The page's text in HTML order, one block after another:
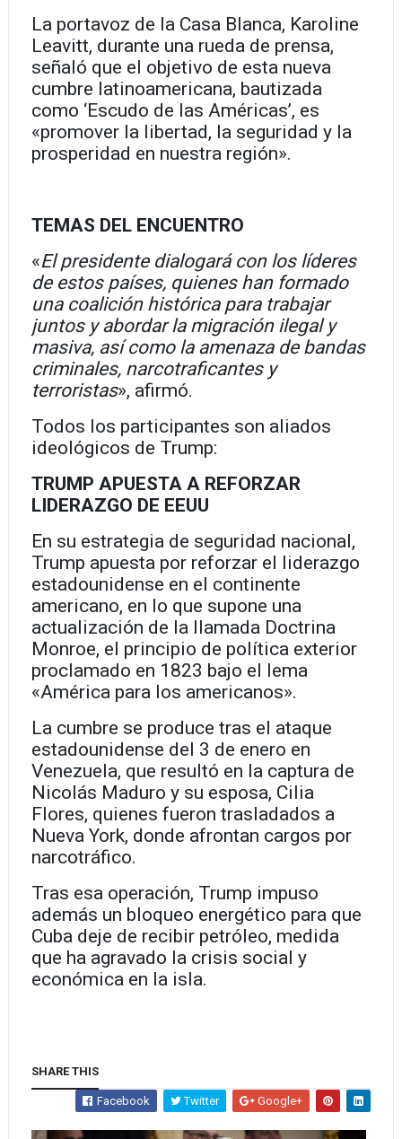
La portavoz de la Casa Blanca, Karoline
Leavitt, durante una rueda de prensa,
señaló que el objetivo de esta nueva
cumbre latinoamericana, bautizada
como ‘Escudo de las Américas’, es
«promover la libertad, la seguridad y la
prosperidad en nuestra región».
TEMAS DEL ENCUENTRO
«El presidente dialogará con los líderes
de estos países, quienes han formado
una coalición histórica para trabajar
juntos y abordar la migración ilegal y
masiva, así como la amenaza de bandas
criminales, narcotraficantes y
terroristas», afirmó.
Todos los participantes son aliados
ideológicos de Trump:
TRUMP APUESTA A REFORZAR
LIDERAZGO DE EEUU
En su estrategia de seguridad nacional,
Trump apuesta por reforzar el liderazgo
estadounidense en el continente
americano, en lo que supone una
actualización de la llamada Doctrina
Monroe, el principio de política exterior
proclamado en 1823 bajo el lema
«América para los americanos».
La cumbre se produce tras el ataque
estadounidense del 3 de enero en
Venezuela, que resultó en la captura de
Nicolás Maduro y su esposa, Cilia
Flores, quienes fueron trasladados a
Nueva York, donde afrontan cargos por
narcotráfico.
Tras esa operación, Trump impuso
además un bloqueo energético para que
Cuba deje de recibir petróleo, medida
que ha agravado la crisis social y
económica en la isla.
SHARE THIS
Facebook Twitter Google+